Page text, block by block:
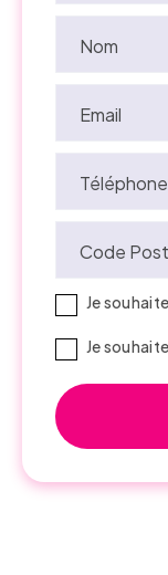
Nom
Email
Code
Je
Je